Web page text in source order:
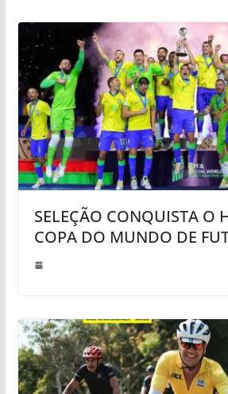
SELEÇÃO CONQUISTA O
COPA DO MUNDO DE